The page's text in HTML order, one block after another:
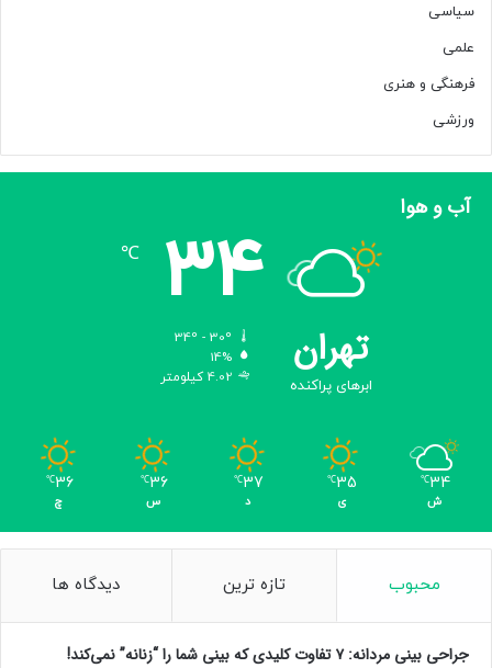
سیاسی
علمی
فرهنگی و هنری
ورزشی
آب و هوا
تهران
ابرهای پراکنده
34
℃
14%
4.02 کیلومتر
34
℃
ش
35
℃
ی
37
℃
د
36
℃
س
36
℃
چ
محبوب تازه ترین دیدگاه ها
جراحی بینی مردانه: ۷ تفاوت کلیدی که بینی شما را “زنانه” نمی‌کند!